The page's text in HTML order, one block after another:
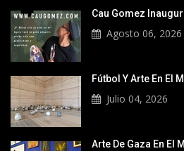
Cau Gomez
Agosto 06, 2026
Fútbol Y Arte En El
Julio 04, 2026
Arte De Gaza En El